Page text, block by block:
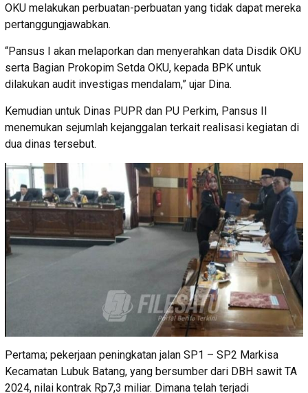
OKU melakukan perbuatan-perbuatan yang tidak dapat mereka
pertanggungjawabkan.
“Pansus I akan melaporkan dan menyerahkan data Disdik OKU
serta Bagian Prokopim Setda OKU, kepada BPK untuk
dilakukan audit investigas mendalam,” ujar Dina.
Kemudian untuk Dinas PUPR dan PU Perkim, Pansus II
menemukan sejumlah kejanggalan terkait realisasi kegiatan di
dua dinas tersebut.
Pertama; pekerjaan peningkatan jalan SP1 – SP2 Markisa
Kecamatan Lubuk Batang, yang bersumber dari DBH sawit TA
2024, nilai kontrak Rp7,3 miliar. Dimana telah terjadi